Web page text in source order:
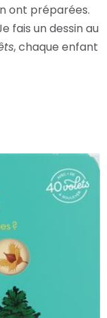
ont préparées.
fais un dessin au
, chaque enfant